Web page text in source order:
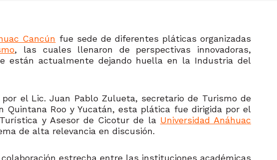
Cancún fue sede de diferentes pláticas organizadas
, las cuales llenaron de perspectivas innovadoras,
están actualmente dejando huella en la Industria del
el Lic. Juan Pablo Zulueta, secretario de Turismo de
Quintana Roo y Yucatán, esta plática fue dirigida por el
y Asesor de Cicotur de la Universidad Anáhuac
de alta relevancia en discusión.
estrecha entre las instituciones académicas